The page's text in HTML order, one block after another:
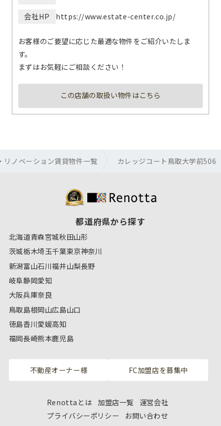
会社HP
https://www.estate-center.co.jp/
お客様のご要望に応じた最適な物件をご紹介いたしま
す。
まずはお気軽にご相談ください！
この店舗の取扱い物件はこちら
リノベーション賃貸物件一覧 カレッジコート鳥取大学前506
都道府県から探す
北海道青森宮城秋田山形
茨城栃木埼玉千葉東京神奈川
新潟富山石川福井山梨長野
岐阜静岡愛知
大阪兵庫奈良
鳥取島根岡山広島山口
徳島香川愛媛高知
福岡長崎熊本鹿児島
不動産オーナー様 FC加盟店を募集中
Renottaとは 加盟店一覧
運営会社
プライバシーポリシー
お問い合わせ